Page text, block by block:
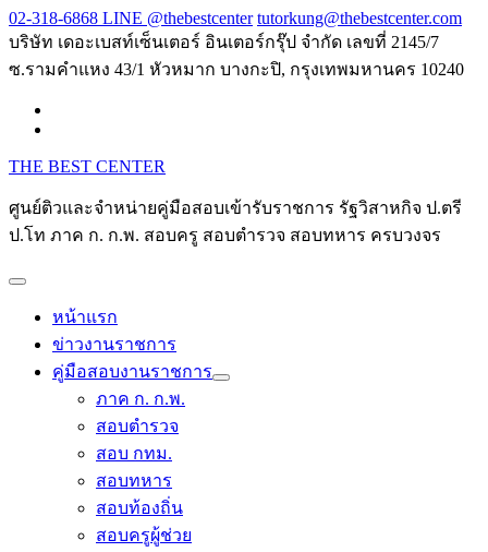
Skip
to
02-318-6868 LINE @thebestcenter tutorkung@thebestcenter.com
บริษัท เดอะเบสท์เซ็นเตอร์ อินเตอร์กรุ๊ป จำกัด เลขที่ 2145/7
ซ.รามคำแหง 43/1 หัวหมาก บางกะปิ, กรุงเทพมหานคร 10240
THE BEST CENTER
ศูนย์ติวและจำหน่ายคู่มือสอบเข้ารับราชการ รัฐวิสาหกิจ ป.ตรี
ป.โท ภาค ก. ก.พ. สอบครู สอบตำรวจ สอบทหาร ครบวงจร
หน้าแรก
ข่าวงานราชการ
คู่มือสอบงานราชการ
ภาค ก. ก.พ.
สอบตำรวจ
สอบ กทม.
สอบทหาร
สอบท้องถิ่น
สอบครูผู้ช่วย